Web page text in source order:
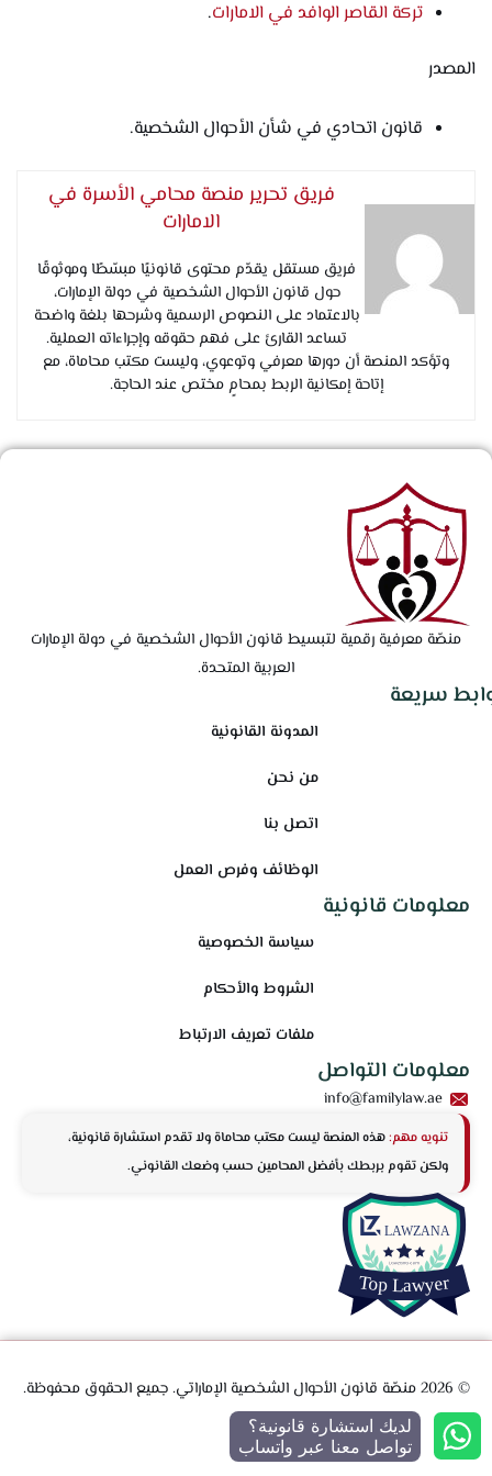
تركة القاصر الوافد في الامارات.
المصدر
قانون اتحادي في شأن الأحوال الشخصية.
فريق تحرير منصة محامي الأسرة في
الامارات
فريق مستقل يقدّم محتوى قانونيًا مبسّطًا وموثوقًا
حول قانون الأحوال الشخصية في دولة الإمارات،
بالاعتماد على النصوص الرسمية وشرحها بلغة واضحة
تساعد القارئ على فهم حقوقه وإجراءاته العملية.
وتؤكد المنصة أن دورها معرفي وتوعوي، وليست مكتب محاماة، مع
إتاحة إمكانية الربط بمحامٍ مختص عند الحاجة.
منصّة معرفية رقمية لتبسيط قانون الأحوال الشخصية في دولة الإمارات
العربية المتحدة.
سريعة
المدونة القانونية
من نحن
اتصل بنا
الوظائف وفرص العمل
معلومات قانونية
سياسة الخصوصية
الشروط والأحكام
ملفات تعريف الارتباط
معلومات التواصل
info@familylaw.ae
تنويه مهم:هذه المنصة ليست مكتب محاماة ولا تقدم استشارة قانونية،
ولكن تقوم بربطك بأفضل المحامين حسب وضعك القانوني.
© 2026 منصّة قانون الأحوال الشخصية الإماراتي. جميع الحقوق محفوظة.
لديك استشارة قانونية؟
تواصل معنا عبر واتساب